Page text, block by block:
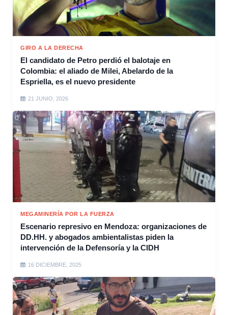
GIRO A LA DERECHA
El candidato de Petro perdió el balotaje en
Colombia: el aliado de Milei, Abelardo de la
Espriella, es el nuevo presidente
21 JUNIO, 2026
MEGAMINERÍA POR LA FUERZA
Escenario represivo en Mendoza: organizaciones de
DD.HH. y abogados ambientalistas piden la
intervención de la Defensoría y la CIDH
16 DICIEMBRE, 2025